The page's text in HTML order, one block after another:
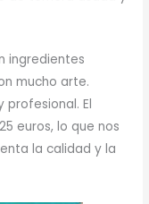
ingredientes
mucho arte.
profesional. El
euros, lo que nos
la calidad y la